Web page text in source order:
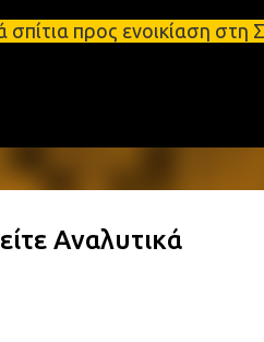
στο κύριο
ενοικίαση στη Σπάρτη
Αναλυτικά